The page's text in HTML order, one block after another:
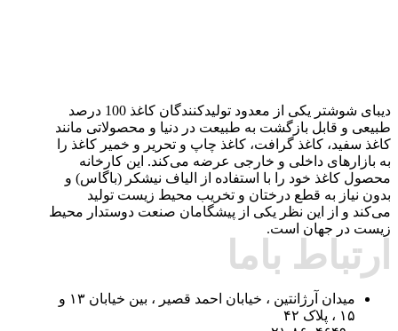
دیبای شوشتر یکی از معدود تولیدکنندگان کاغذ 100 درصد
طبیعی و قابل بازگشت به طبیعت در دنیا و محصولاتی مانند
کاغذ سفید، کاغذ گرافت، کاغذ چاپ و تحریر و خمیر کاغذ را
به بازارهای داخلی و خارجی عرضه می‌کند. این کارخانه
محصول کاغذ خود را با استفاده از الیاف نیشکر (باگاس) و
بدون نیاز به قطع درختان و تخریب محیط زیست تولید
می‌کند و از این نظر یکی از پیشگامان صنعت دوستدار محیط
زیست در جهان است.
ارتباط باما
میدان آرژانتین ، خیابان احمد قصیر ، بین خیابان ۱۳ و
۱۵ ، پلاک ۴۲